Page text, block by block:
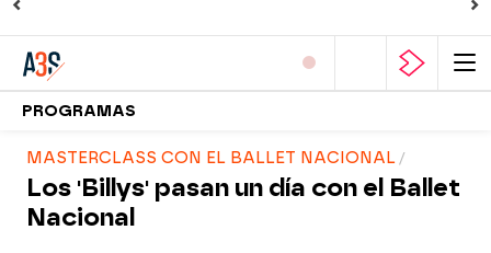
PROGRAMAS
MASTERCLASS CON EL BALLET NACIONAL
Los 'Billys' pasan un día con el Ballet
Nacional